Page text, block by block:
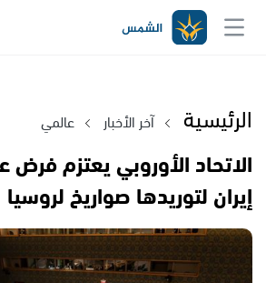
الرئيسية آخر الأخبار عالمي
الاتحاد الأوروبي يعتزم
إيران لتوريدها صواريخ لروسيا